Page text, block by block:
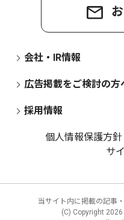
会社・IR情報
広告掲載をご検討の方
採用情報
個人情報保護方針
サ
当サイト内に掲載の記事
(C) Copyright 2026